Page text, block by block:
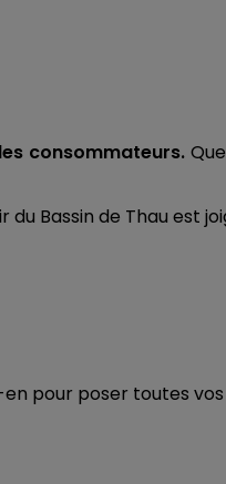
consommateurs.
du Bassin de Thau est
pour poser toutes